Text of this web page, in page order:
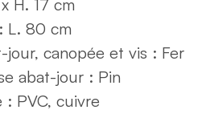
H. 17 cm
L. 80 cm
jour, canopée et vis : Fer
abat-jour : Pin
: PVC, cuivre